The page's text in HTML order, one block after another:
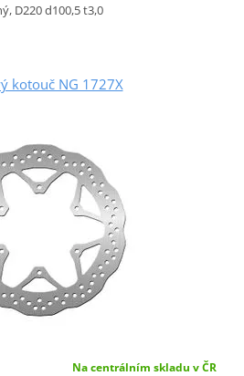
D220 d100,5 t3,0
kotouč NG 1727X
Na centrálním skladu v ČR